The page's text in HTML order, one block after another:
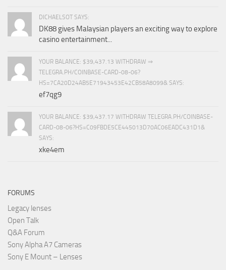
DICHAELSOT SAYS:
DK88 gives Malaysian players an exciting way to explore
casino entertainment...
YOUR BALANCE: $39,437.13 WITHDRAW ⇒
TELEGRA.PH/COINBASE-CARD-08-06?
HS=7CA20D24AB5E71943453E42CB58A8099& SAYS:
ef7qg9
YOUR BALANCE: $39,437.17 WITHDRAW TELEGRA.PH/COINBASE-
CARD-08-06?HS=C09FBDE5CE445013D70AC06EADC431D1&
SAYS:
xke4em
FORUMS
Legacy lenses
Open Talk
Q&A Forum
Sony Alpha A7 Cameras
Sony E Mount – Lenses